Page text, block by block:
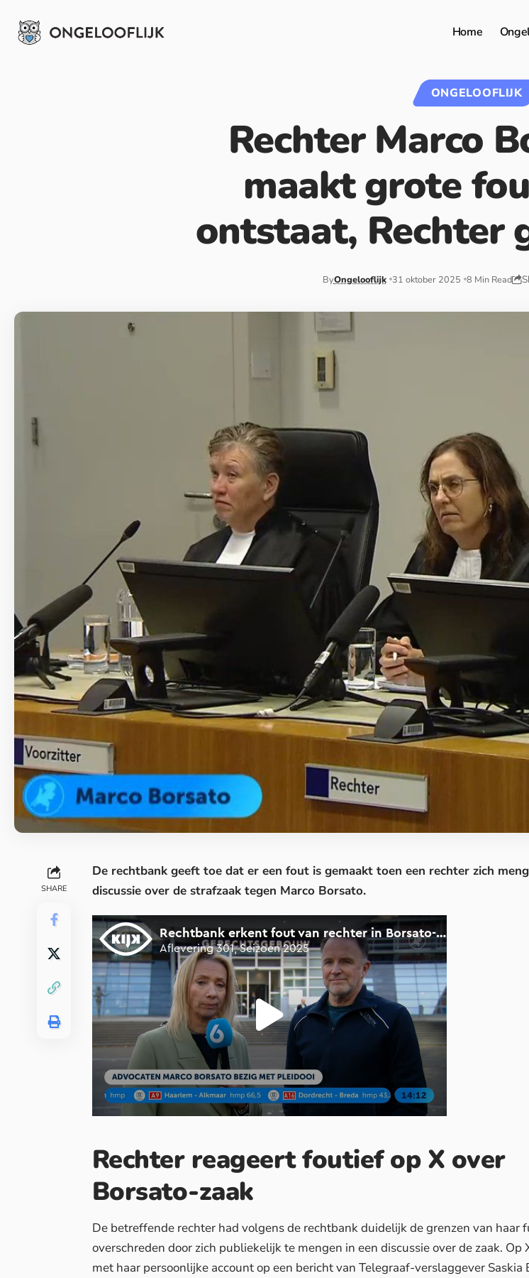
Home
ONGELOOFLIJK
Rechter Marco
maakt grote
ontstaat, Rechter
ByOngelooflijk 31 oktober 2025 8 Min Read
SHARE
De rechtbank geeft toe dat er een fout is gemaakt toen een rechter zich
discussie over de strafzaak tegen Marco Borsato.
Rechter reageert foutief op X over
Borsato-zaak
De betreffende rechter had volgens de rechtbank duidelijk de grenzen van haar
overschreden door zich publiekelijk te mengen in een discussie over de zaak. Op
met haar persoonlijke account op een bericht van Telegraaf-verslaggever Saskia